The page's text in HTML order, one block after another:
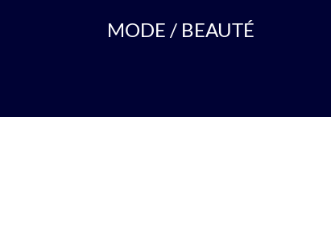
MODE / BEAUTÉ